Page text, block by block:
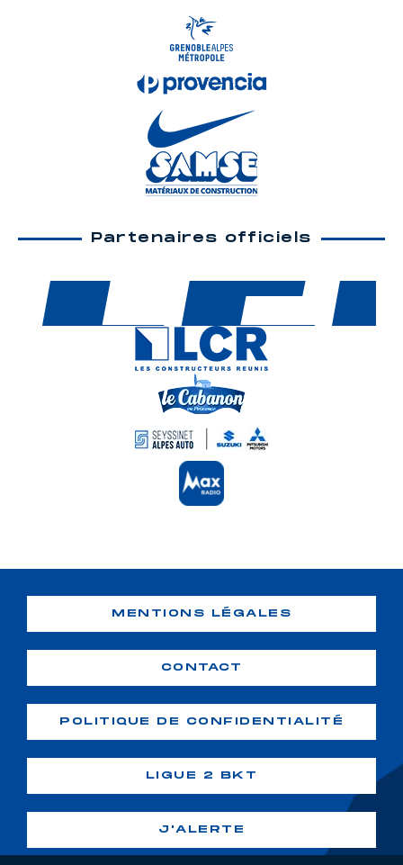
Partenaires officiels
MENTIONS LÉGALES
CONTACT
POLITIQUE DE CONFIDENTIALITÉ
LIGUE 2 BKT
J'ALERTE